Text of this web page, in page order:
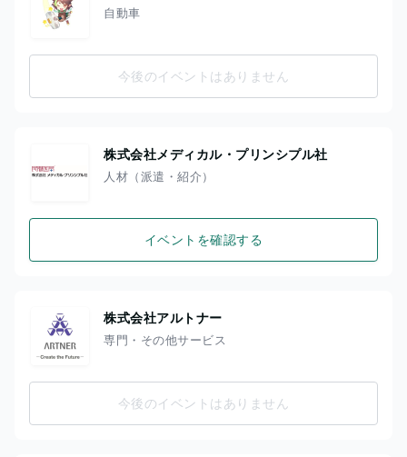
自動車
今後のイベントはありません
株式会社メディカル・プリンシプル社
人材（派遣・紹介）
イベントを確認する
株式会社アルトナー
専門・その他サービス
今後のイベントはありません